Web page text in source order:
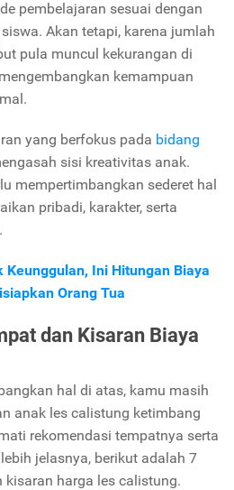
pembelajaran sesuai dengan
Akan tetapi, karena jumlah
pula muncul kekurangan di
kemampuan
yang berfokus pada bidang
sisi kreativitas anak.
mempertimbangkan sederet hal
pribadi, karakter, serta
Keunggulan, Ini Hitungan Biaya
Orang Tua
dan Kisaran Biaya
hal di atas, kamu masih
anak les calistung ketimbang
rekomendasi tempatnya serta
jelasnya, berikut adalah 7
kisaran harga les calistung.